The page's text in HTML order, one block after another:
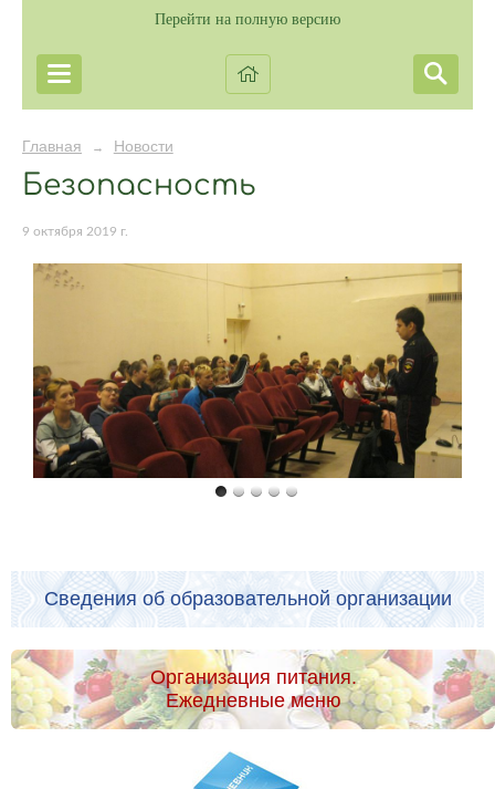
Перейти на полную версию
Главная → Новости
Безопасность
9 октября 2019 г.
Сведения об образовательной организации
Организация питания.
Ежедневные меню